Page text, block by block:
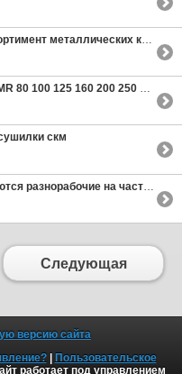
металлических кроватей
80 100 125 160 200 250 315
скм
на частный объект без посредников
Следующая
версию сайта
|
Пользовательское
работает под управлением